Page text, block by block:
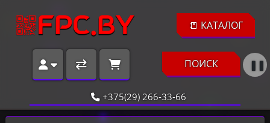
📒 КАТАЛОГ
ПОИСК ❚❚
+375(29) 266-33-66